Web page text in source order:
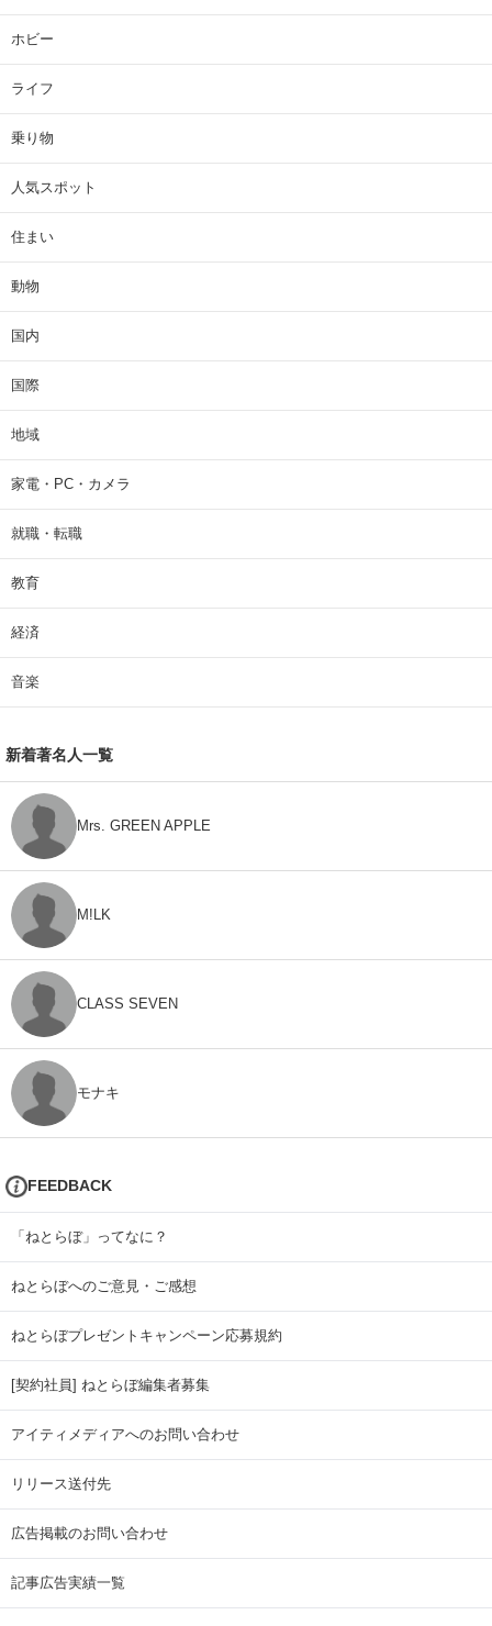
ホビー
ライフ
乗り物
人気スポット
住まい
動物
国内
国際
地域
家電・PC・カメラ
就職・転職
教育
経済
音楽
新着著名人一覧
Mrs. GREEN APPLE
M!LK
CLASS SEVEN
モナキ
FEEDBACK
「ねとらぼ」ってなに？
ねとらぼへのご意見・ご感想
ねとらぼプレゼントキャンペーン応募規約
[契約社員] ねとらぼ編集者募集
アイティメディアへのお問い合わせ
リリース送付先
広告掲載のお問い合わせ
記事広告実績一覧